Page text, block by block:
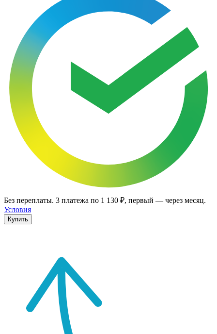
Без переплаты. 3 платежа по 1 130 ₽, первый — через месяц.
Условия
Купить